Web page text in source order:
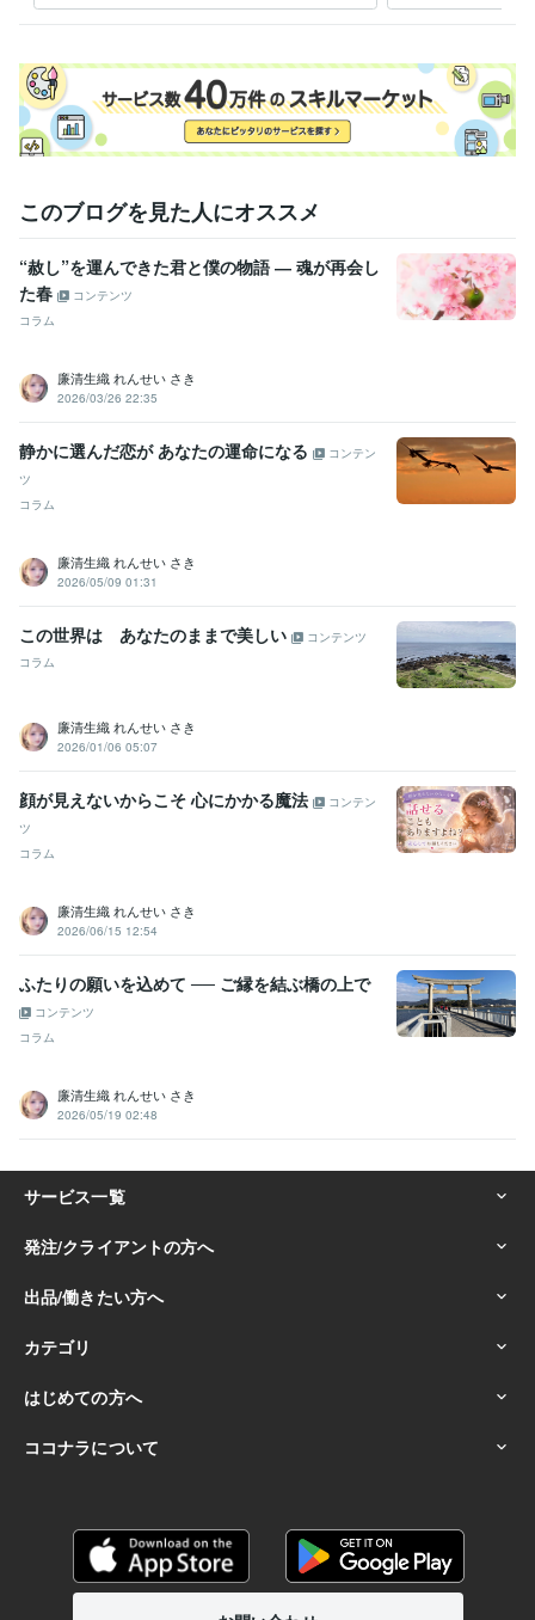
経験職種
建築・土木・施工管理 / 設計監理 経験年数 : 12年
ライフスタイル・その他 / 占い師 経験年数 : 20年
ライフスタイル・その他 / 講師・インストラクター 経験年数 : 4年
ライフスタイル・その他 / カウンセラー・コーチ 経験年数 : 5年
私の子育て 命懸けの波乱続く出産記 マニュアル通りに行かない子育
ての楽しみ方
読売新聞主催  読売写真大賞 特別審査員賞受賞
資格・検定
オラクル認定コンサルタント
手相鑑定士
スピリチュアルタロット士
姓名判断鑑定士
インテリアコーディネーター 取得年 : 1989年
1級建築士 取得年 : 1998年
臨床心理士
パーソナルカラーアナリスト
建築CAD検定試験
ビジネス・クリエイティブツール
Excel:30年 Word:30年 AutoCAD:30年
Adobe Illustrator:30年
Adobe Photoshop:4年
Canva:1年SketchUp:1年
得意分野
占い
手相占い・ホクロ占い・数秘・姓名判断
恋愛 結婚 子育て 不安 相談 悩み 人間関係 手相鑑定
姓名判断
悩み相談・カウンセリング カラー心理学
学歴
東京都立大学 1989年3月 ~ 1993年2月
ICS カレッジオブアーツ 1990年3月 ~ 1993年2月
語学力
す✤
このブログを見た人にオススメ
“赦し”を運んできた君と僕の物語 ― 魂が再会し
た春
コンテンツ
コラム
廉清生織 れんせい さき
2026/03/26 22:35
静かに選んだ恋が あなたの運命になる
コンテン
ツ
コラム
廉清生織 れんせい さき
2026/05/09 01:31
この世界は あなたのままで美しい
コンテンツ
コラム
廉清生織 れんせい さき
2026/01/06 05:07
顔が見えないからこそ 心にかかる魔法
コンテン
ツ
コラム
廉清生織 れんせい さき
2026/06/15 12:54
ふたりの願いを込めて ── ご縁を結ぶ橋の上で
コンテンツ
コラム
廉清生織 れんせい さき
2026/05/19 02:48